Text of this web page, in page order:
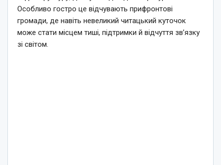
Особливо гостро це відчувають прифронтові
громади, де навіть невеликий читацький куточок
може стати місцем тиші, підтримки й відчуття зв’язку
зі світом.